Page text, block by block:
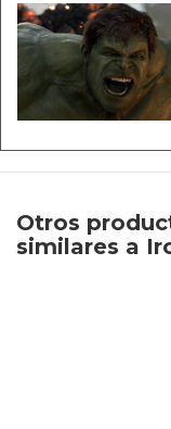
Otros
similares a